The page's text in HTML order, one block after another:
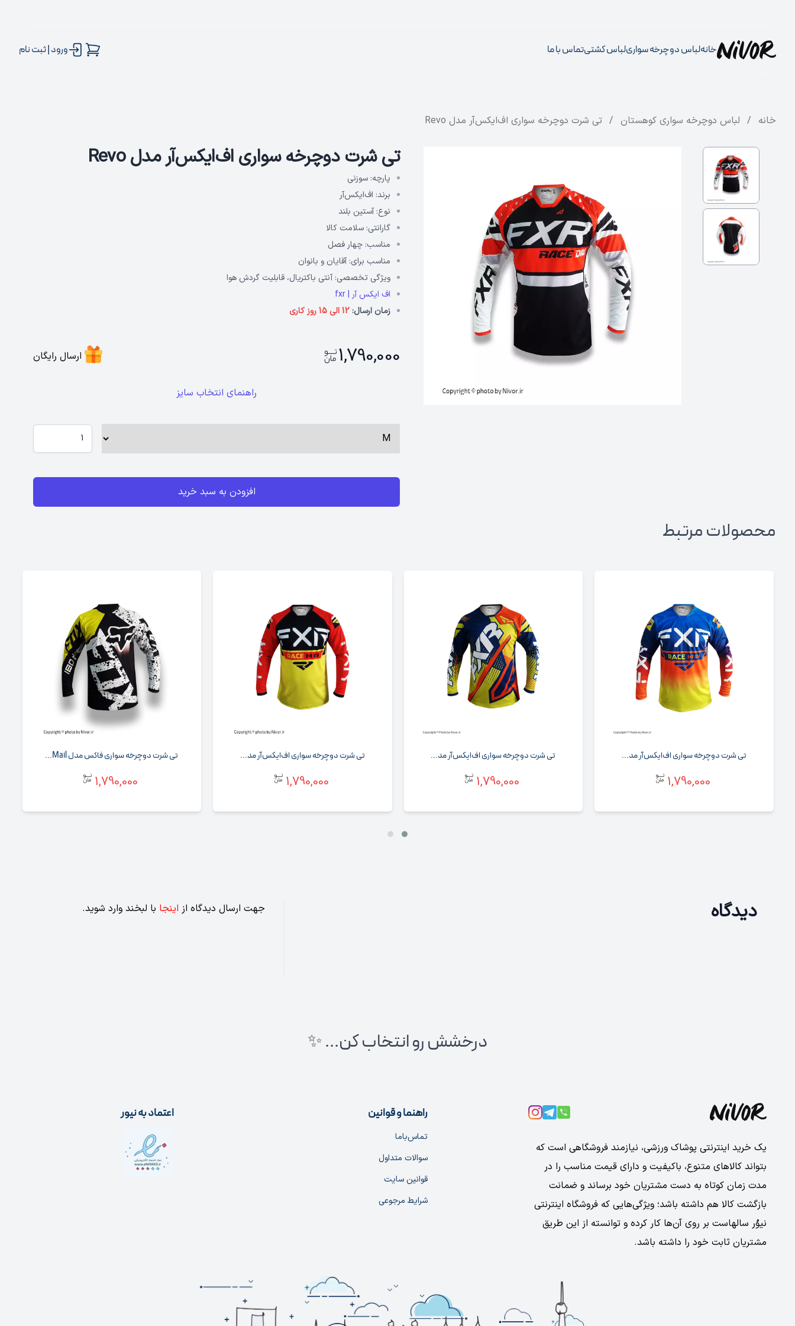
خانهلباس دوچرخه سواریلباس کشتیتماس با ما ورود | ثبت نام
خانه / لباس دوچرخه سواری کوهستان / تی‌ شرت دوچرخه‌ سواری اف‌ایکس‌آر مدل Revo
تی‌ شرت دوچرخه‌ سواری اف‌ایکس‌آر مدل Revo
پارچه: سوزنی
برند: اف‌ایکس‌آر
نوع: آستین بلند
گارانتی: سلامت کالا
مناسب: چهار فصل
مناسب برای: آقایان و بانوان
ویژگی تخصصی: آنتی باکتریال، قابلیت گردش هوا
اف ایکس آر | fxr
زمان ارسال:12 الی 15 روز کاری
1,790,000 ارسال رایگان
راهنمای انتخاب سایز
افزودن به سبد خرید
محصولات مرتبط
تی‌ شرت دوچرخه‌ سواری اف‌ایکس‌آر مد...
1,790,000
تی‌ شرت دوچرخه‌ سواری اف‌ایکس‌آر مد...
1,790,000
تی‌ شرت دوچرخه‌ سواری اف‌ایکس‌آر مد...
1,790,000
تی‌ شرت دوچرخه‌ سواری فاکس مدل Mail...
1,790,000
دیدگاه جهت ارسال دیدگاه از اینجا با لبخند وارد شوید.
درخشش رو انتخاب کن... ✨
یک خرید اینترنتی پوشاک ورزشی، نیازمند فروشگاهی است که
بتواند کالاهای متنوع، باکیفیت و دارای قیمت مناسب را در
مدت زمان کوتاه به دست مشتریان خود برساند و ضمانت
بازگشت کالا هم داشته باشد؛ ویژگی‌هایی که فروشگاه اینترنتی
نیوُر سالهاست بر روی آن‌ها کار کرده و توانسته از این طریق
مشتریان ثابت خود را داشته باشد.
راهنما و قوانین
تماس‌با‌ما
سوالات متداول
قوانین سایت
شرایط مرجوعی
اعتماد به نیور